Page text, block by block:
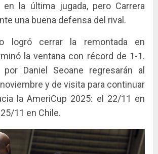
en la última jugada, pero Carrera
una buena defensa del rival.
logró cerrar la remontada en
la ventana con récord de 1-1.
Daniel Seoane regresarán al
y de visita para continuar
la AmeriCup 2025: el 22/11 en
11 en Chile.